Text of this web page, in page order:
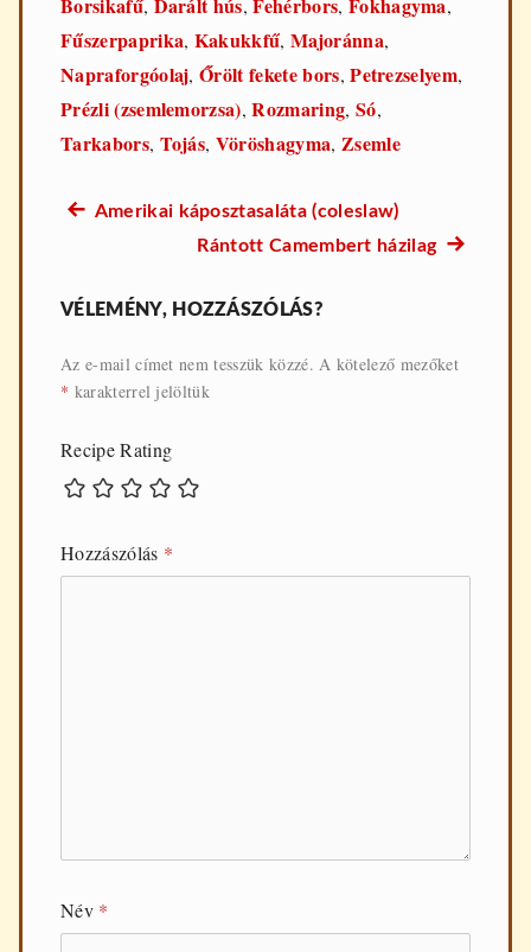
, , , ,
Fűszerpaprika, Kakukkfű,Majoránna,
Napraforgóolaj,Őrölt fekete bors,Petrezselyem,
Prézli (zsemlemorzsa),Rozmaring, Só,
Tarkabors, Tojás, Vöröshagyma, Zsemle
Bejegyzés
Előző
Amerikai káposztasaláta (coleslaw)
Rántott Camembert házilagKövetkező
VÉLEMÉNY, HOZZÁSZÓLÁS?
Az e-mail címet nem tesszük közzé. A kötelező mezőket
* karakterrel jelöltük
Recipe Rating
Hozzászólás *
Név *